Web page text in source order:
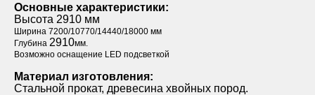
Основные характеристики:
Высота 2910 мм
Ширина 7200/10770/14440/18000 мм
Глубина 2910мм.
Возможно оснащение LED подсветкой
Материал изготовления:
Стальной прокат, древесина хвойных пород.